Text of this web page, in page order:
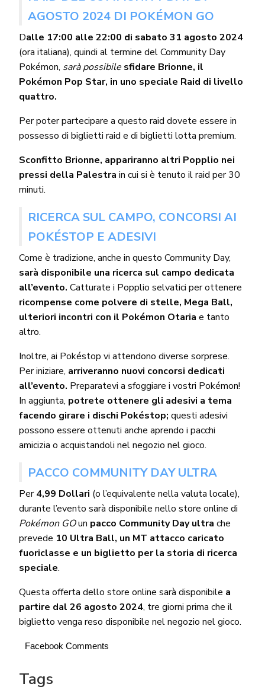
AGOSTO 2024 DI POKÉMON GO
Dalle 17:00 alle 22:00 di sabato 31 agosto 2024
(ora italiana), quindi al termine del Community Day
Pokémon, sarà possibile sfidare Brionne, il
Pokémon Pop Star, in uno speciale Raid di livello
quattro.
Per poter partecipare a questo raid dovete essere in
possesso di biglietti raid e di biglietti lotta premium.
Sconfitto Brionne, appariranno altri Popplio nei
pressi della Palestra in cui si è tenuto il raid per 30
minuti.
RICERCA SUL CAMPO, CONCORSI AI
POKÉSTOP E ADESIVI
Come è tradizione, anche in questo Community Day,
sarà disponibile una ricerca sul campo dedicata
all’evento. Catturate i Popplio selvatici per ottenere
ricompense come polvere di stelle, Mega Ball,
ulteriori incontri con il Pokémon Otaria e tanto
altro.
Inoltre, ai Pokéstop vi attendono diverse sorprese.
Per iniziare, arriveranno nuovi concorsi dedicati
all’evento. Preparatevi a sfoggiare i vostri Pokémon!
In aggiunta, potrete ottenere gli adesivi a tema
facendo girare i dischi Pokéstop; questi adesivi
possono essere ottenuti anche aprendo i pacchi
amicizia o acquistandoli nel negozio nel gioco.
PACCO COMMUNITY DAY ULTRA
Per4,99 Dollari (o l’equivalente nella valuta locale),
durante l’evento sarà disponibile nello store online di
Pokémon GOun pacco Community Day ultra che
prevede 10 Ultra Ball, un MT attacco caricato
fuoriclasse e un biglietto per la storia di ricerca
speciale.
Questa offerta dello store online sarà disponibile a
partire dal 26 agosto 2024, tre giorni prima che il
biglietto venga reso disponibile nel negozio nel gioco.
Facebook Comments
Tags